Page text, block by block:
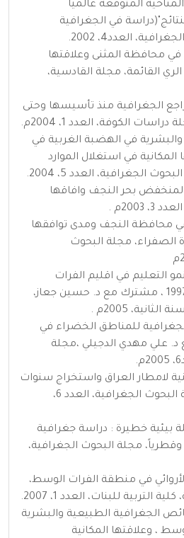
المتوقعة عالمياً
في الجغرافية
العدد4، 2002.
في محافظة المثنى وعلاقتها
القائمة، مجلة القادسية،
الجغرافية منذ تأسيسها وحتى
الكوفة، العدد 1، 2004م.
في الهضبة الغربية في
في استغلال الموارد
الجغرافية، العدد 5، 2004.
لمنخفض بحر النجف وافاقها
2003م .
في محافظة النجف ومدى توافقها
الصفراء، مجلة البحوث
التعليم في اقليم الفرات
الأوسط للمدة من 1977-1997 ، مشترك مع د. حسين جعاز،
الجغرافية للمناطق الخضراء في
علي مهدي الدجيلي ،مجلة
لامطار العراق واستخراج سنوات
الجفاف والتنبؤ بها، مجلة البحوث الجغرافية، العدد 6،
بيئية خطيرة : دراسة جغرافية
وقطرياً، مجلة البحوث الجغرافية،
الأروائي في منطقة الفرات الوسط،
التربية للبنات، العدد 1، 2007.
الجغرافية الطبيعية والبشرية
، وعلاقتها المكانية